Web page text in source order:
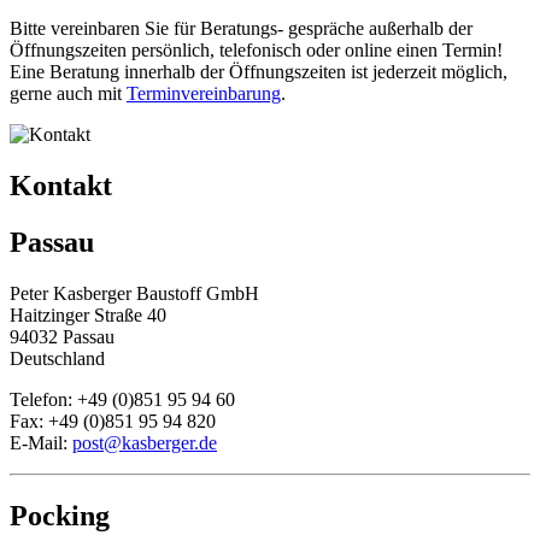
Bitte vereinbaren Sie für Beratungs- gespräche außerhalb der
Öffnungszeiten persönlich, telefonisch oder online einen Termin!
Eine Beratung innerhalb der Öffnungszeiten ist jederzeit möglich,
gerne auch mit Terminvereinbarung.
Kontakt
Passau
Peter Kasberger Baustoff GmbH
Haitzinger Straße 40
94032 Passau
Deutschland
Telefon: +49 (0)851 95 94 60
Fax: +49 (0)851 95 94 820
E-Mail: post@kasberger.de
Pocking